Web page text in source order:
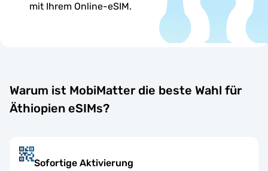
mit Ihrem Online-eSIM.
Warum ist MobiMatter die beste Wahl für
Äthiopien eSIMs?
Sofortige Aktivierung